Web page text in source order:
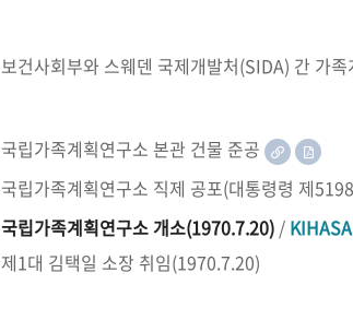
보건사회부와 스웨덴 국제개발처(SIDA) 간 가
국립가족계획연구소 본관 건물 준공
국립가족계획연구소 직제 공포(대통령령 제
국립가족계획연구소 개소(1970.7.20) /
제1대 김택일 소장 취임(1970.7.20)